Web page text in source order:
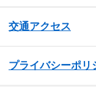
交通アクセス
プライバシーポリ